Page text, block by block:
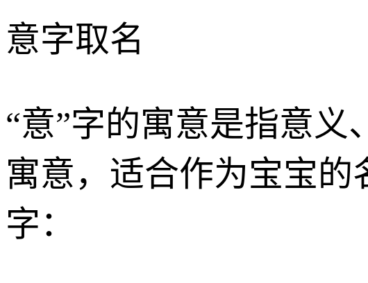
意字取名
“意”字的寓意是指意
寓意，适合作为宝宝的
字：